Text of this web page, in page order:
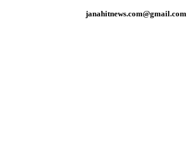
janahitnews.com@gmail.com